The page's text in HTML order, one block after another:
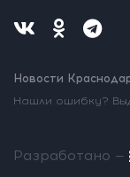
Новости
Нашли ошибку?
Разработано —